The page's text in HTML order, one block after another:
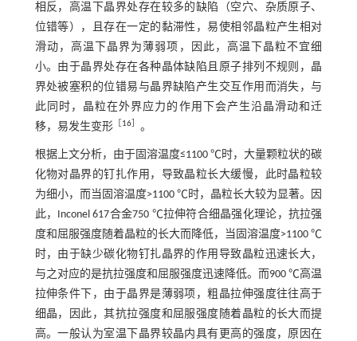
相反，高温下晶界处存在较多的缺陷（空穴、杂质原子、
位错等），且存在一定的黏滞性，易使相邻晶粒产生相对
滑动，高温下晶界为薄弱项，因此，高温下晶粒不宜细
小。由于晶界处存在各种晶体缺陷且原子排列不规则，晶
界处被塞积的位错易与晶界缺陷产生交互作用而消失，与
此同时，晶粒在外界应力的作用下会产生沿晶滑动和迁
移，易发生变形
16］ 。
根据上文分析，由于固溶温度≤1100 ℃时，大量颗粒状的碳
化物对晶界的钉扎作用，导致晶粒长大缓慢，此时晶粒较
为细小，而当固溶温度>1100 ℃时，晶粒长大较为显著。因
此，Inconel 617合金750 ℃拉伸符合细晶强化理论，抗拉强
度和屈服强度随着晶粒的长大而降低，当固溶温度>1100 ℃
时，由于缺少碳化物钉扎晶界的作用导致晶粒迅速长大，
与之对应的是抗拉强度和屈服强度迅速降低。而900 ℃高温
拉伸条件下，由于晶界是薄弱项，粗晶拉伸强度往往高于
细晶，因此，其抗拉强度和屈服强度随着晶粒的长大而提
高。一般认为室温下晶界较晶内具有更高的强度，原因在